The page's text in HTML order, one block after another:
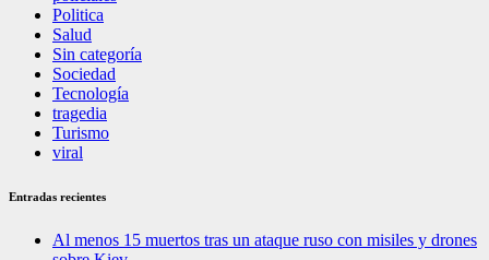
Politica
Salud
Sin categoría
Sociedad
Tecnología
tragedia
Turismo
viral
Entradas recientes
Al menos 15 muertos tras un ataque ruso con misiles y drones